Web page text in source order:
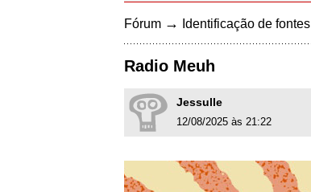
Fórum → Identificação de fontes
Radio Meuh
Jessulle
12/08/2025 às 21:22